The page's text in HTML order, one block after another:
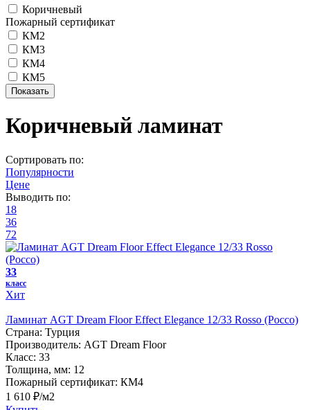
Коричневый
Пожарный сертификат
КМ2
КМ3
КМ4
КМ5
Коричневый ламинат
Сортировать по:
Популярности
Цене
Выводить по:
18
36
72
33
класс
Хит
Ламинат AGT Dream Floor Effect Elegance 12/33 Rosso (Россо)
Страна: Турция
Производитель: AGT Dream Floor
Класс: 33
Толщина, мм: 12
Пожарный сертификат: КМ4
1 610 ₽/м2